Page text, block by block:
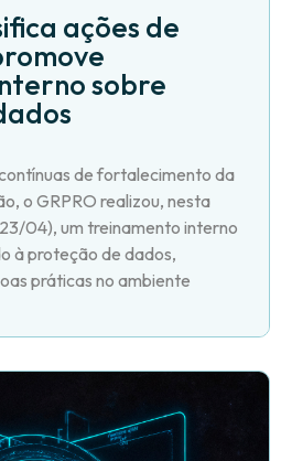
ações de
sobre
de fortalecimento da
o GRPRO realizou, nesta
04), um treinamento interno
à proteção de dados,
práticas no ambiente